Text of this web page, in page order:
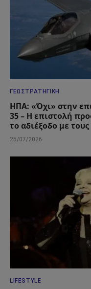
ΓΕΩΣΤΡΑΤΗΓΙΚΉ
ΗΠΑ: «Όχι» στην
35 – Η επιστολή
το αδιέξοδο με τους
25/07/2026
LIFESTYLE